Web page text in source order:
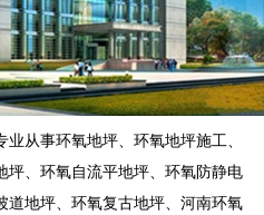
从事环氧地坪、环氧地坪施工、
坪、环氧自流平地坪、环氧防静电
道地坪、环氧复古地坪、河南环氧